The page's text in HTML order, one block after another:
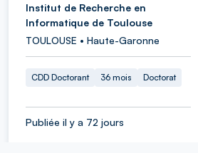
Institut de Recherche en
Informatique de Toulouse
TOULOUSE • Haute-Garonne
CDD Doctorant 36 mois Doctorat
Publiée il y a 72 jours